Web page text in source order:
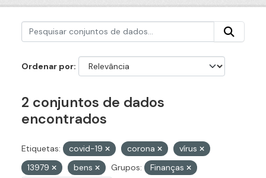
Ordenar por
2 conjuntos de dados
encontrados
Etiquetas: covid-19 corona
vírus
13979
bens Grupos:
Finanças